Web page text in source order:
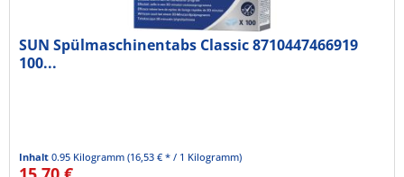
SUN Spülmaschinentabs Classic 8710447466919
100...
Inhalt0.95 Kilogramm(16,53 € * / 1 Kilogramm)